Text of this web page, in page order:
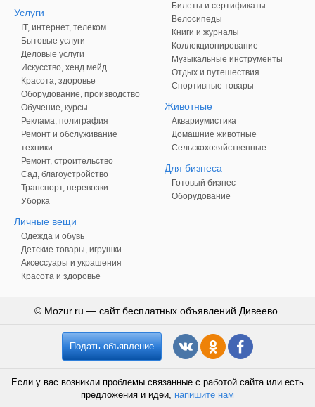
Услуги
IT, интернет, телеком
Бытовые услуги
Деловые услуги
Искусство, хенд мейд
Красота, здоровье
Оборудование, производство
Обучение, курсы
Реклама, полиграфия
Ремонт и обслуживание
техники
Ремонт, строительство
Сад, благоустройство
Транспорт, перевозки
Уборка
Личные вещи
Одежда и обувь
Детские товары, игрушки
Аксессуары и украшения
Красота и здоровье
Билеты и сертификаты
Велосипеды
Книги и журналы
Коллекционирование
Музыкальные инструменты
Отдых и путешествия
Спортивные товары
Животные
Аквариумистика
Домашние животные
Сельскохозяйственные
Для бизнеса
Готовый бизнес
Оборудование
© Mozur.ru — сайт бесплатных объявлений Дивеево.
Подать объявление
Если у вас возникли проблемы связанные с работой сайта или есть
предложения и идеи, напишите нам